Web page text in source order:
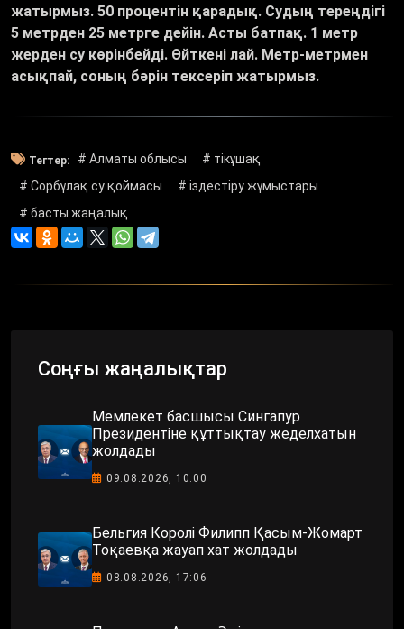
жатырмыз. 50 процентін қарадық. Судың тереңдігі
5 метрден 25 метрге дейін. Асты батпақ. 1 метр
жерден су көрінбейді. Өйткені лай. Метр-метрмен
асықпай, соның бәрін тексеріп жатырмыз.
Тегтер: # Алматы облысы
# тікұшақ
# Сорбұлақ су қоймасы
# іздестіру жұмыстары
# басты жаңалық
Соңғы жаңалықтар
Мемлекет басшысы Сингапур
Президентіне құттықтау жеделхатын
жолдады
09.08.2026, 10:00
Бельгия Королі Филипп Қасым-Жомарт
Тоқаевқа жауап хат жолдады
08.08.2026, 17:06